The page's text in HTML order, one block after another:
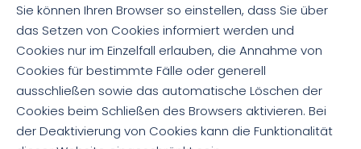
Sie können Ihren Browser so einstellen, dass Sie über
das Setzen von Cookies informiert werden und
Cookies nur im Einzelfall erlauben, die Annahme von
Cookies für bestimmte Fälle oder generell
ausschließen sowie das automatische Löschen der
Cookies beim Schließen des Browsers aktivieren. Bei
der Deaktivierung von Cookies kann die Funktionalität